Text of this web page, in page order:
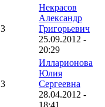
3
Некрасов
Александр
Григорьевич
25.09.2012 -
20:29
3
Илларионова
Юлия
Сергеевна
28.04.2012 -
18:41